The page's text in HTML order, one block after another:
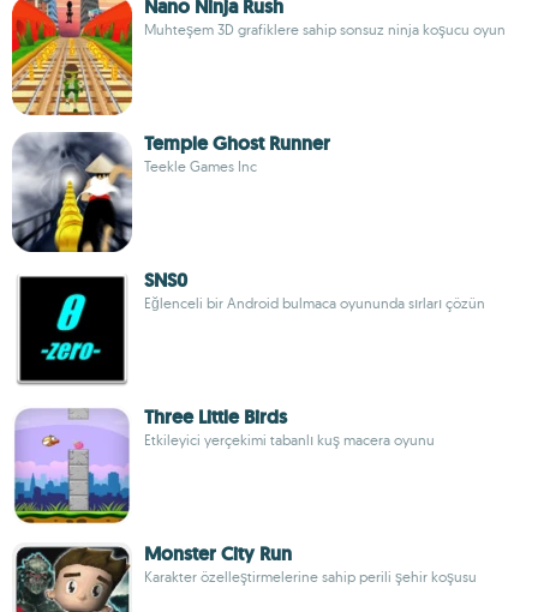
Nano Ninja Rush
Muhteşem 3D grafiklere sahip sonsuz ninja koşucu oyun
Temple Ghost Runner
Teekle Games Inc
SNS0
Eğlenceli bir Android bulmaca oyununda sırları çözün
Three Little Birds
Etkileyici yerçekimi tabanlı kuş macera oyunu
Monster City Run
Karakter özelleştirmelerine sahip perili şehir koşusu